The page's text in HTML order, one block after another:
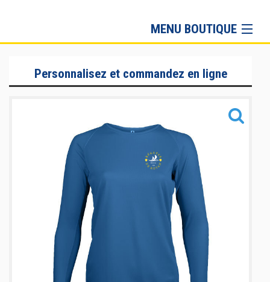
MENU BOUTIQUE
Sportswear
Personnalisez et commandez en ligne